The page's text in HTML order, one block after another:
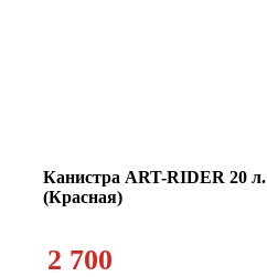
Канистра ART-RIDER 20 л.
(Красная)
2 700